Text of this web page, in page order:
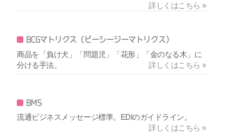
詳しくはこちら »
BCGマトリクス（ビーシージーマトリクス）
商品を「負け犬」「問題児」「花形」「金のなる木」に
分ける手法。
詳しくはこちら »
BMS
流通ビジネスメッセージ標準。EDIのガイドライン。
詳しくはこちら »